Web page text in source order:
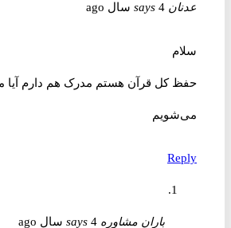
عدنان says 4 سال ago
سلام
حفظ کل قرآن هستم مدرک هم دارم آیا ما
می‌شویم
Reply
باران مشاوره says 4 سال ago